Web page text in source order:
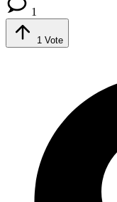
1
1 Vote